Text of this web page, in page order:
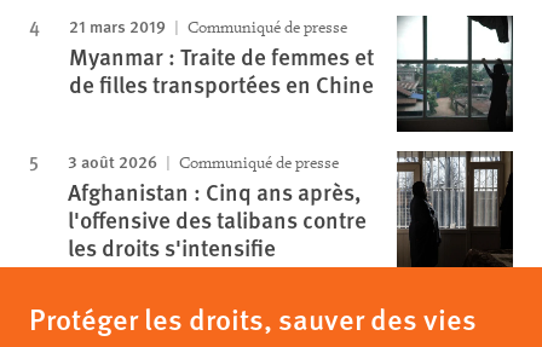
21 mars 2019 Communiqué de presse
Myanmar : Traite de femmes et
de filles transportées en Chine
3 août 2026 Communiqué de presse
Afghanistan : Cinq ans après,
l'offensive des talibans contre
les droits s'intensifie
Protéger les droits, sauver des vies